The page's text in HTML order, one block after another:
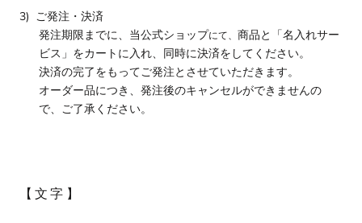
3) ご発注・決済
発注期限までに、 当公式ショップにて、 商品と「名入れサー
ビス」をカートに入れ、同時に決済をしてください。
決済の完了をもってご発注とさせていただきます。
オーダー品につき、発注後のキャンセルができませんの
で、ご了承ください。
【文字】